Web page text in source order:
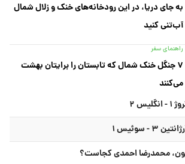
به جای دریا، در این رودخانه‌های خنک و زلال شمال
آب‌تنی کنید
راهنمای سفر
۷ جنگل خنک شمال که تابستان را برایتان بهشت
می‌کنند
۲
- سوئیس ۱
محمدرضا احمدی کجاست؟